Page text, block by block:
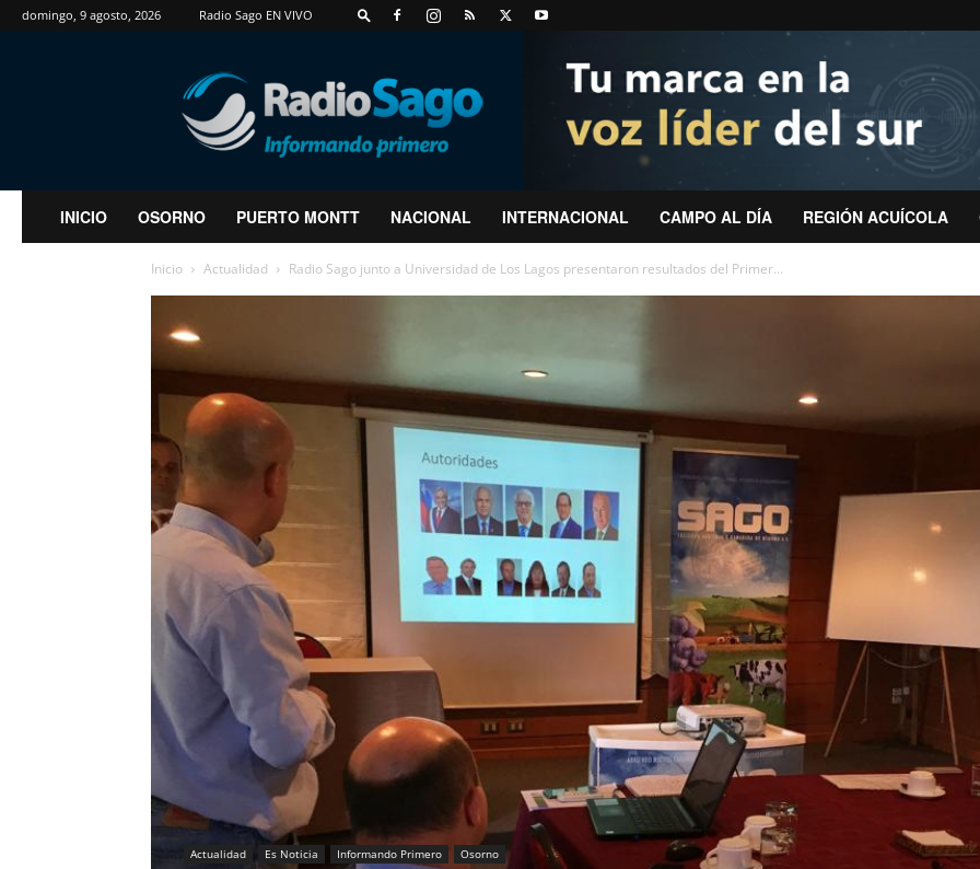
domingo, 9 agosto, 2026 Radio Sago EN VIVO
RadioSago
INICIO OSORNO PUERTO MONTT NACIONAL INTERNACIONAL CAMPO AL DÍA REGIÓN ACUÍCOLA
Inicio Actualidad Radio Sago junto a Universidad de Los Lagos presentaron resultados del Primer...
Actualidad Es Noticia Informando Primero Osorno